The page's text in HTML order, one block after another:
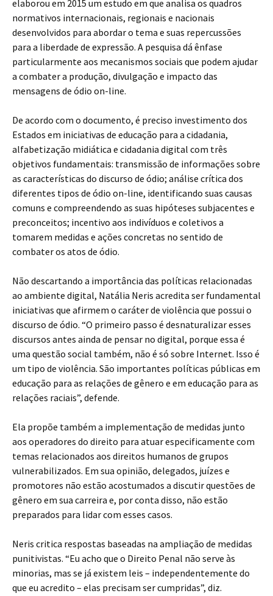
elaborou em 2015 um estudo em que analisa os quadros
normativos internacionais, regionais e nacionais
desenvolvidos para abordar o tema e suas repercussões
para a liberdade de expressão. A pesquisa dá ênfase
particularmente aos mecanismos sociais que podem ajudar
a combater a produção, divulgação e impacto das
mensagens de ódio on-line.
De acordo com o documento, é preciso investimento dos
Estados em iniciativas de educação para a cidadania,
alfabetização midiática e cidadania digital com três
objetivos fundamentais: transmissão de informações sobre
as características do discurso de ódio; análise crítica dos
diferentes tipos de ódio on-line, identificando suas causas
comuns e compreendendo as suas hipóteses subjacentes e
preconceitos; incentivo aos indivíduos e coletivos a
tomarem medidas e ações concretas no sentido de
combater os atos de ódio.
Não descartando a importância das políticas relacionadas
ao ambiente digital, Natália Neris acredita ser fundamental
iniciativas que afirmem o caráter de violência que possui o
discurso de ódio. “O primeiro passo é desnaturalizar esses
discursos antes ainda de pensar no digital, porque essa é
uma questão social também, não é só sobre Internet. Isso é
um tipo de violência. São importantes políticas públicas em
educação para as relações de gênero e em educação para as
relações raciais”, defende.
Ela propõe também a implementação de medidas junto
aos operadores do direito para atuar especificamente com
temas relacionados aos direitos humanos de grupos
vulnerabilizados. Em sua opinião, delegados, juízes e
promotores não estão acostumados a discutir questões de
gênero em sua carreira e, por conta disso, não estão
preparados para lidar com esses casos.
Neris critica respostas baseadas na ampliação de medidas
punitivistas. “Eu acho que o Direito Penal não serve às
minorias, mas se já existem leis – independentemente do
que eu acredito – elas precisam ser cumpridas”, diz.